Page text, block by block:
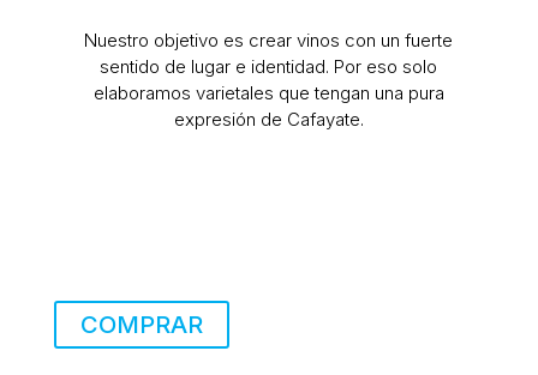
Nuestro objetivo es crear vinos con un fuerte
sentido de lugar e identidad. Por eso solo
elaboramos varietales que tengan una pura
expresión de Cafayate.
COMPRAR